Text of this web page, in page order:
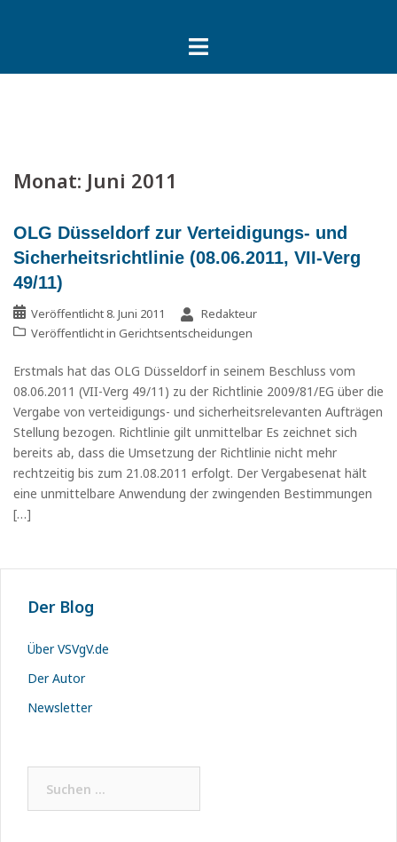
Monat: Juni 2011
OLG Düsseldorf zur Verteidigungs- und
Sicherheitsrichtlinie (08.06.2011, VII-Verg
49/11)
Veröffentlicht 8. Juni 2011
Redakteur
Veröffentlicht in Gerichtsentscheidungen
Erstmals hat das OLG Düsseldorf in seinem Beschluss vom
08.06.2011 (VII-Verg 49/11) zu der Richtlinie 2009/81/EG über die
Vergabe von verteidigungs- und sicherheitsrelevanten Aufträgen
Stellung bezogen. Richtlinie gilt unmittelbar Es zeichnet sich
bereits ab, dass die Umsetzung der Richtlinie nicht mehr
rechtzeitig bis zum 21.08.2011 erfolgt. Der Vergabesenat hält
eine unmittelbare Anwendung der zwingenden Bestimmungen
[…]
Der Blog
Über VSVgV.de
Der Autor
Newsletter
nach: